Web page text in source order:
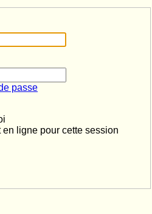
passe
ligne pour cette session